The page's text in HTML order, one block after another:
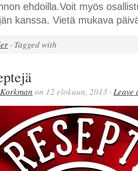
ehdoilla.Voit myös
kanssa. Vietä mukava
· Tagged with
on 12 elokuun, 2013 · Leave